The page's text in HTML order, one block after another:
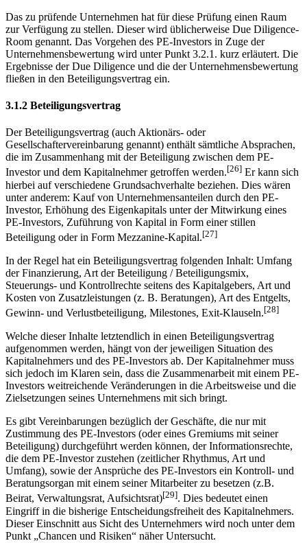
Das zu prüfende Unternehmen hat für diese Prüfung einen Raum
zur Verfügung zu stellen. Dieser wird üblicherweise Due Diligence-
Room genannt. Das Vorgehen des PE-Investors in Zuge der
Unternehmensbewertung wird unter Punkt 3.2.1. kurz erläutert. Die
Ergebnisse der Due Diligence und die der Unternehmensbewertung
fließen in den Beteiligungsvertrag ein.
3.1.2 Beteiligungsvertrag
Der Beteiligungsvertrag (auch Aktionärs- oder
Gesellschaftervereinbarung genannt) enthält sämtliche Absprachen,
die im Zusammenhang mit der Beteiligung zwischen dem PE-
Investor und dem Kapitalnehmer getroffen werden.[26] Er kann sich
hierbei auf verschiedene Grundsachverhalte beziehen. Dies wären
unter anderem: Kauf von Unternehmensanteilen durch den PE-
Investor, Erhöhung des Eigenkapitals unter der Mitwirkung eines
PE-Investors, Zuführung von Kapital in Form einer stillen
Beteiligung oder in Form Mezzanine-Kapital.[27]
In der Regel hat ein Beteiligungsvertrag folgenden Inhalt: Umfang
der Finanzierung, Art der Beteiligung / Beteiligungsmix,
Steuerungs- und Kontrollrechte seitens des Kapitalgebers, Art und
Kosten von Zusatzleistungen (z. B. Beratungen), Art des Entgelts,
Gewinn- und Verlustbeteiligung, Milestones, Exit-Klauseln.[28]
Welche dieser Inhalte letztendlich in einen Beteiligungsvertrag
aufgenommen werden, hängt von der jeweiligen Situation des
Kapitalnehmers und des PE-Investors ab. Der Kapitalnehmer muss
sich jedoch im Klaren sein, dass die Zusammenarbeit mit einem PE-
Investors weitreichende Veränderungen in die Arbeitsweise und die
Zielsetzungen seines Unternehmens mit sich bringt.
Es gibt Vereinbarungen bezüglich der Geschäfte, die nur mit
Zustimmung des PE-Investors (oder eines Gremiums mit seiner
Beteiligung) durchgeführt werden können, der Informationsrechte,
die dem PE-Investor zustehen (zeitlicher Rhythmus, Art und
Umfang), sowie der Ansprüche des PE-Investors ein Kontroll- und
Beratungsorgan mit einem seiner Mitarbeiter zu besetzen (z.B.
Beirat, Verwaltungsrat, Aufsichtsrat)[29]. Dies bedeutet einen
Eingriff in die bisherige Entscheidungsfreiheit des Kapitalnehmers.
Dieser Einschnitt aus Sicht des Unternehmers wird noch unter dem
Punkt „Chancen und Risiken“ näher Untersucht.